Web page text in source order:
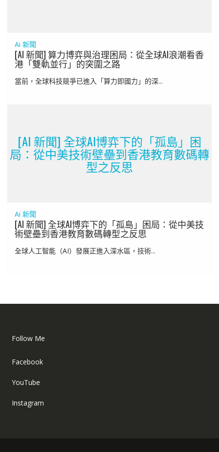
Ai 新聞
[AI 新聞] 算力博弈與治理困局：從全球AI浪潮看香
港「雙軌並行」的突圍之路
當前，全球科技競爭已進入「算力即國力」的深...
[AI 新聞] 全球AI博弈下的「孤島」困
局：從中美技術壁壘到香港教育數碼轉
型之反思
Ai 新聞
[AI 新聞] 全球AI博弈下的「孤島」困局：從中美技
術壁壘到香港教育數碼轉型之反思
全球人工智能（AI）發展正進入深水區，技術...
Follow Me
Facebook
YouTube
Instagram